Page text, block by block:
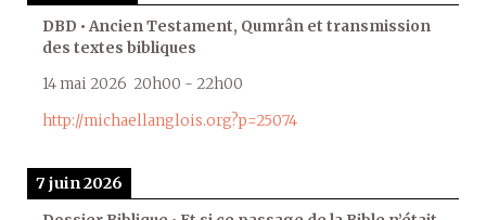
DBD • Ancien Testament, Qumrân et transmission
des textes bibliques
14 mai 2026 20h00 - 22h00
http://michaellanglois.org?p=25074
7 juin 2026